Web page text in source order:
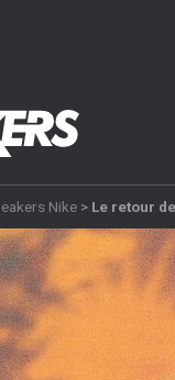
Nike > Le retour